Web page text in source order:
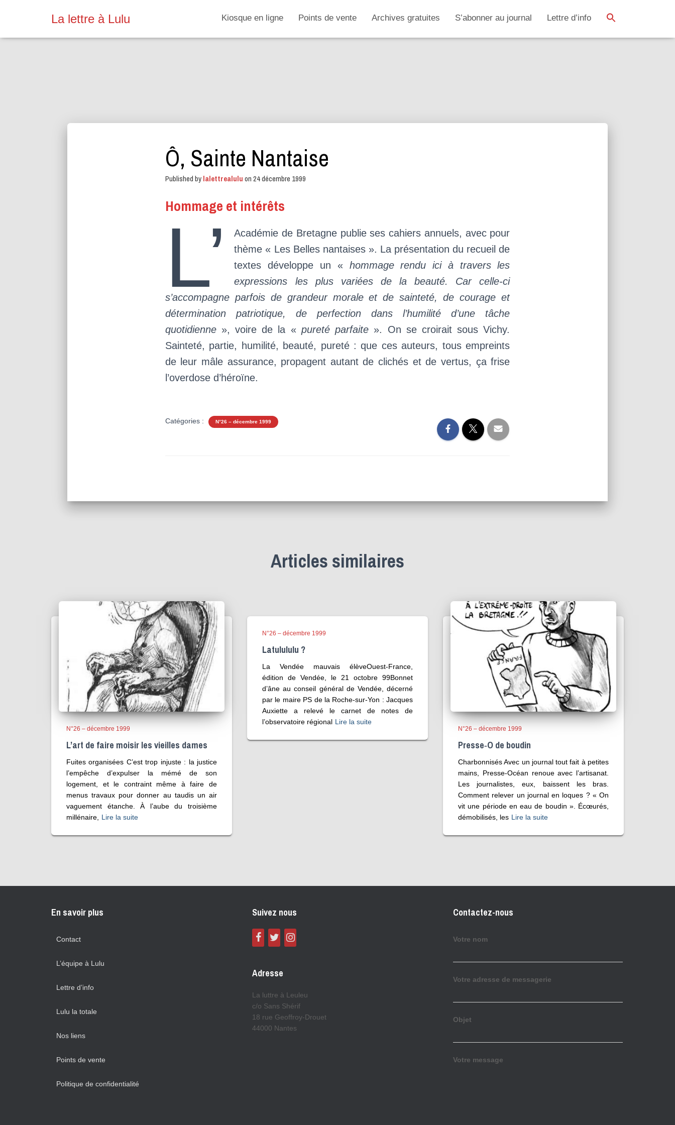
La lettre à Lulu Kiosque en ligne Points de vente Archives gratuites S’abonner au journal Lettre d’info
Ô, Sainte Nantaise
Published bylalettrealuluon24 décembre 1999
Hommage et intérêts
L’
Académie de Bretagne publie ses cahiers annuels, avec pour
thème « Les Belles nantaises ». La présentation du recueil de
textes développe un « hommage rendu ici à travers les
expressions les plus variées de la beauté. Car celle-ci
s’accompagne parfois de grandeur morale et de sainteté, de courage et
détermination patriotique, de perfection dans l’humilité d’une tâche
quotidienne», voire de la « pureté parfaite ». On se croirait sous Vichy.
Sainteté, partie, humilité, beauté, pureté : que ces auteurs, tous empreints
de leur mâle assurance, propagent autant de clichés et de vertus, ça frise
l’overdose d’héroïne.
Catégories : N°26 – décembre 1999
Articles similaires
N°26 – décembre 1999
L’art de faire moisir les vieilles dames
Fuites organisées C’est trop injuste : la justice
l’empêche d’expulser la mémé de son
logement, et le contraint même à faire de
menus travaux pour donner au taudis un air
vaguement étanche. À l’aube du troisième
millénaire,
Lire la suite
N°26 – décembre 1999
Latulululu ?
La Vendée mauvais élèveOuest-France,
édition de Vendée, le 21 octobre 99Bonnet
d’âne au conseil général de Vendée, décerné
par le maire PS de la Roche-sur-Yon : Jacques
Auxiette a relevé le carnet de notes de
l’observatoire régional Lire la suite
N°26 – décembre 1999
Presse‑O de boudin
Charbonnisés Avec un journal tout fait à petites
mains, Presse-Océan renoue avec l’artisanat.
Les journalistes, eux, baissent les bras.
Comment relever un journal en loques ? « On
vit une période en eau de boudin ». Écœurés,
démobilisés, les Lire la suite
En savoir plus
Contact
L’équipe à Lulu
Lettre d’info
Lulu la totale
Nos liens
Points de vente
Politique de confidentialité
Suivez nous
Adresse
La luttre à Leuleu
c/o Sans Shérif
18 rue Geoffroy-Drouet
44000 Nantes
Contactez-nous
Votre nom
Votre adresse de messagerie
Objet
Votre message